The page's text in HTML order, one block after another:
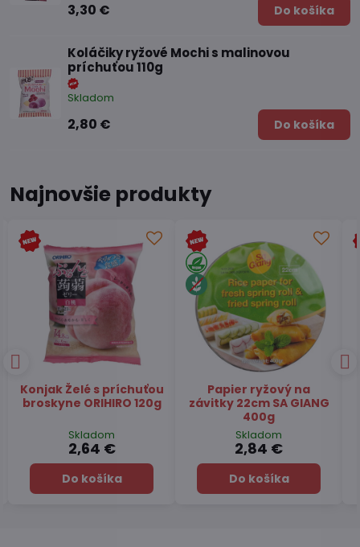
3,30 € Do košíka
Koláčiky ryžové Mochi s malinovou
príchuťou 110g
Skladom
2,80 € Do košíka
Najnovšie produkty
Čaj Matcha Yuzu
TSUBOICHI 5x10g
Skladom
7,45 €
Do košíka
Čaj zelený pražený
Hojicha latte TSUBOICHI
100g
Skladom
6,49 €
Do košíka